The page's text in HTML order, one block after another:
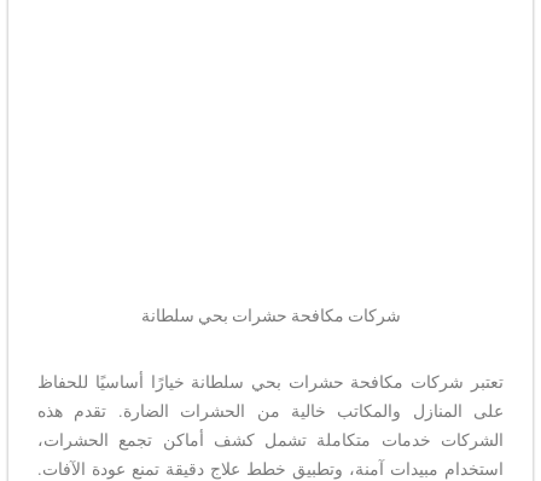
شركات مكافحة حشرات بحي سلطانة​
تعتبر شركات مكافحة حشرات بحي سلطانة خيارًا أساسيًا للحفاظ
على المنازل والمكاتب خالية من الحشرات الضارة. تقدم هذه
الشركات خدمات متكاملة تشمل كشف أماكن تجمع الحشرات،
استخدام مبيدات آمنة، وتطبيق خطط علاج دقيقة تمنع عودة الآفات.